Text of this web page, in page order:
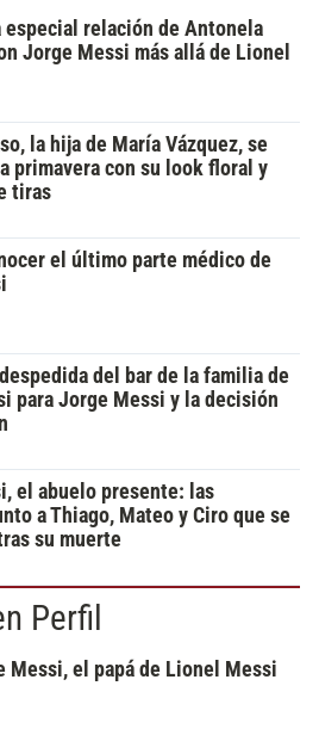
especial relación de Antonela
Jorge Messi más allá de Lionel
la hija de María Vázquez, se
primavera con su look floral y
tiras
el último parte médico de
del bar de la familia de
para Jorge Messi y la decisión
el abuelo presente: las
a Thiago, Mateo y Ciro que se
su muerte
Perfil
Messi, el papá de Lionel Messi